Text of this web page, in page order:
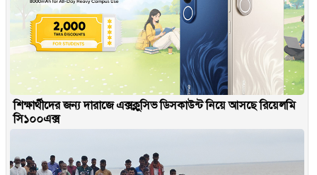
শিক্ষার্থীদের জন্য দারাজে এক্সক্লুসিভ ডিসকাউন্ট নিয়ে আসছে রিয়েলমি
সি১০০এক্স